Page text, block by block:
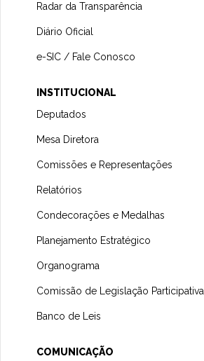
Radar da Transparência
Diário Oficial
e-SIC / Fale Conosco
INSTITUCIONAL
Deputados
Mesa Diretora
Comissões e Representações
Relatórios
Condecorações e Medalhas
Planejamento Estratégico
Organograma
Comissão de Legislação Participativa
Banco de Leis
COMUNICAÇÃO